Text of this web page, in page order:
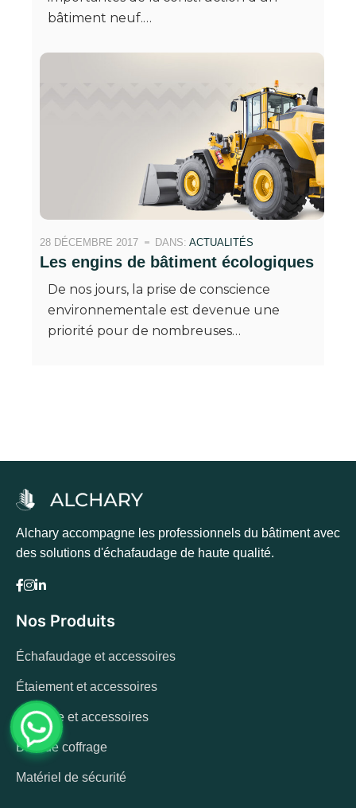
bâtiment neuf.…
28 DÉCEMBRE 2017 DANS: ACTUALITÉS
Les engins de bâtiment écologiques
De nos jours, la prise de conscience
environnementale est devenue une
priorité pour de nombreuses…
Alchary accompagne les professionnels du bâtiment avec
des solutions d'échafaudage de haute qualité.
Nos Produits
Échafaudage et accessoires
Étaiement et accessoires
Coffrage et accessoires
Bois de coffrage
Matériel de sécurité